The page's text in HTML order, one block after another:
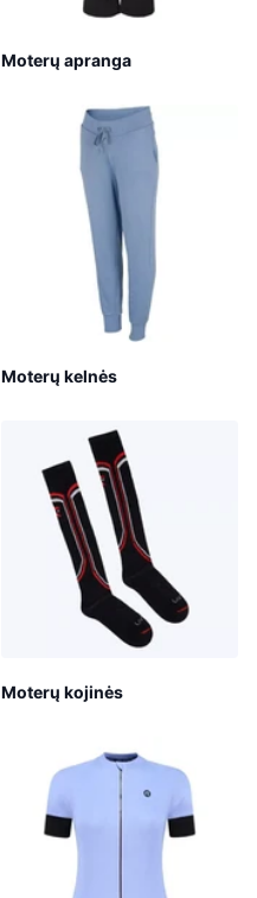
Moterų apranga
Moterų kelnės
Moterų kojinės